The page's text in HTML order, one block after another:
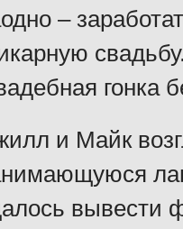
–
гонка
и Майк
вывести